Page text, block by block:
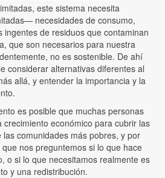
este sistema necesita
necesidades de consumo,
ingentes de residuos que contaminan
que son necesarios para nuestra
no es sostenible. De ahí
considerar alternativas diferentes al
allá, y entender la importancia y la
es posible que muchas personas
crecimiento económico para cubrir las
las comunidades más pobres, y por
nos preguntemos si lo que hace
o si lo que necesitamos realmente es
y una redistribución.